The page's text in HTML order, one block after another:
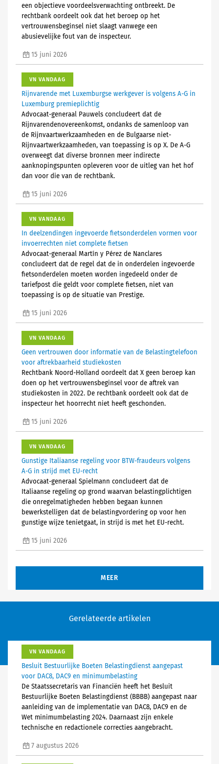
een objectieve voordeelsverwachting ontbreekt. De
rechtbank oordeelt ook dat het beroep op het
vertrouwensbeginsel niet slaagt vanwege een
abusievelijke fout van de inspecteur.
15 juni 2026
VN VANDAAG
Rijnvarende met Luxemburgse werkgever is volgens A-G in
Luxemburg premieplichtig
Advocaat-generaal Pauwels concludeert dat de
Rijnvarendenovereenkomst, ondanks de samenloop van
de Rijnvaartwerkzaamheden en de Bulgaarse niet-
Rijnvaartwerkzaamheden, van toepassing is op X. De A-G
overweegt dat diverse bronnen meer indirecte
aanknopingspunten opleveren voor de uitleg van het hof
dan voor die van de rechtbank.
15 juni 2026
VN VANDAAG
In deelzendingen ingevoerde fietsonderdelen vormen voor
invoerrechten niet complete fietsen
Advocaat-generaal Martín y Pérez de Nanclares
concludeert dat de regel dat de in onderdelen ingevoerde
fietsonderdelen moeten worden ingedeeld onder de
tariefpost die geldt voor complete fietsen, niet van
toepassing is op de situatie van Prestige.
15 juni 2026
VN VANDAAG
Geen vertrouwen door informatie van de Belastingtelefoon
voor aftrekbaarheid studiekosten
Rechtbank Noord-Holland oordeelt dat X geen beroep kan
doen op het vertrouwensbeginsel voor de aftrek van
studiekosten in 2022. De rechtbank oordeelt ook dat de
inspecteur het hoorrecht niet heeft geschonden.
15 juni 2026
VN VANDAAG
Gunstige Italiaanse regeling voor BTW-fraudeurs volgens
A-G in strijd met EU-recht
Advocaat-generaal Spielmann concludeert dat de
Italiaanse regeling op grond waarvan belastingplichtigen
die onregelmatigheden hebben begaan kunnen
bewerkstelligen dat de belastingvordering op voor hen
gunstige wijze tenietgaat, in strijd is met het EU-recht.
15 juni 2026
MEER
Gerelateerde artikelen
VN VANDAAG
Besluit Bestuurlijke Boeten Belastingdienst aangepast
voor DAC8, DAC9 en minimumbelasting
De Staatssecretaris van Financiën heeft het Besluit
Bestuurlijke Boeten Belastingdienst (BBBB) aangepast naar
aanleiding van de implementatie van DAC8, DAC9 en de
Wet minimumbelasting 2024. Daarnaast zijn enkele
technische en redactionele correcties aangebracht.
7 augustus 2026